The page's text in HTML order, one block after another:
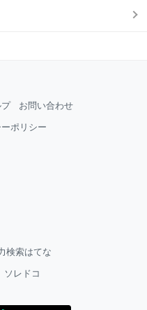
お問い合わせ
ポリシー
検索はてな
ソレドコ